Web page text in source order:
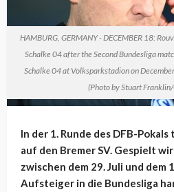
HAMBURG, GERMANY - DECEMBER 18:
Schalke 04 after the Second Bundesliga
Schalke 04 at Volksparkstadion on
(Photo by Stuart
In der 1. Runde des DFB-
auf den Bremer SV. Gespielt
zwischen dem 29. Juli und dem
Aufsteiger in die Bundesliga